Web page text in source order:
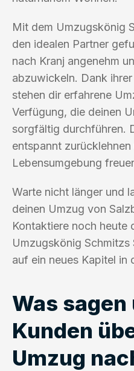
Mit dem Umzugskönig
den idealen Partner
nach Kranj angenehm
abzuwickeln. Dank
stehen dir erfahrene
Verfügung, die deinen
sorgfältig durchführen.
entspannt
Lebensumgebung
Warte nicht länger und
deinen Umzug von
Kontaktiere noch heute
Umzugskönig
auf ein neues Kapitel in
Was sagen
Kunden
Umzug